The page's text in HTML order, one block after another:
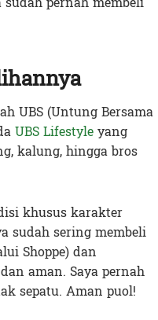
UBS (Untung Bersama
UBS Lifestyleyang
kalung, hingga bros
khusus karakter
sudah sering membeli
Shoppe) dan
aman. Saya pernah
sepatu. Aman puol!